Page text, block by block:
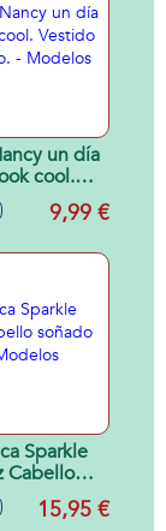
un día
cool.
-
surtidos
9,99 €
Sparkle
Cabello
25cm -
surtidos
15,95 €